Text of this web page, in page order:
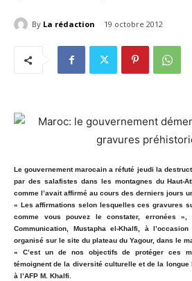
By La rédaction 19 octobre 2012
Le gouvernement marocain a réfuté jeudi la
par des salafistes dans les montagnes du Haut-
comme l’avait affirmé au cours des derniers jours
« Les affirmations selon lesquelles ces gravures
comme vous pouvez le constater, erronées
Communication, Mustapha el-Khalfi, à
organisé sur le site du plateau du Yagour, dans le
« C’est un de nos objectifs de protéger ces
témoignent de la diversité culturelle et de la
à l’AFP M. Khalfi.